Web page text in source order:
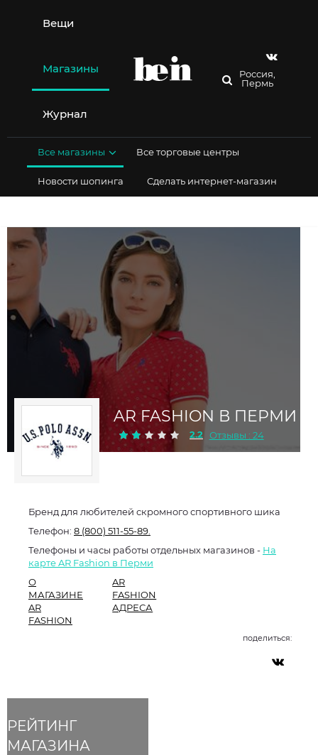
содержимому
Вещи
Магазины
Журнал
Россия,
Пермь
Все магазины Все торговые центры
Новости шопинга Сделать интернет-магазин
AR FASHION В ПЕРМИ
2.2 Отзывы : 24
РЕЙТИНГ
МАГАЗИНА
Бренд для любителей скромного спортивного шика
Телефон: 8 (800) 511-55-89.
Телефоны и часы работы отдельных магазинов - На
карте AR Fashion в Перми
О
МАГАЗИНЕ
AR
FASHION
AR
FASHION
АДРЕСА
поделиться: